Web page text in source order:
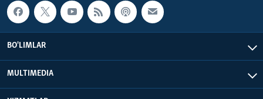
BO'LIMLAR
MULTIMEDIA